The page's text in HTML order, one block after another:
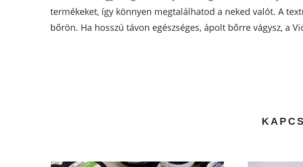
termékeket, így könnyen megtalálhatod a neked valót. A
bőrön. Ha hosszú távon egészséges, ápolt bőrre vágysz, a